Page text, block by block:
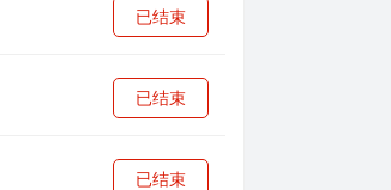
已结束
已结束
已结束